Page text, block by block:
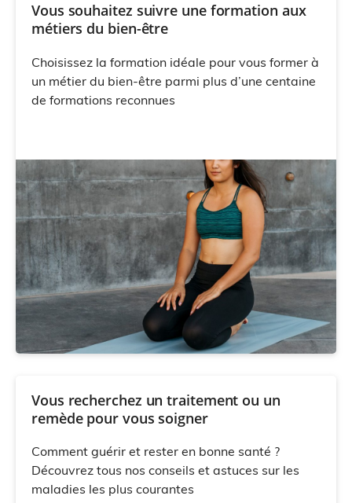
Vous souhaitez suivre une formation aux
métiers du bien-être
Choisissez la formation idéale pour vous former à
un métier du bien-être parmi plus d’une centaine
de formations reconnues
Vous recherchez un traitement ou un
remède pour vous soigner
Comment guérir et rester en bonne santé ?
Découvrez tous nos conseils et astuces sur les
maladies les plus courantes